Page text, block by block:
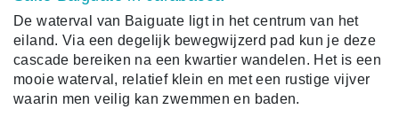
De waterval van Baiguate ligt in het centrum van het
eiland. Via een degelijk bewegwijzerd pad kun je deze
cascade bereiken na een kwartier wandelen. Het is een
mooie waterval, relatief klein en met een rustige vijver
waarin men veilig kan zwemmen en baden.